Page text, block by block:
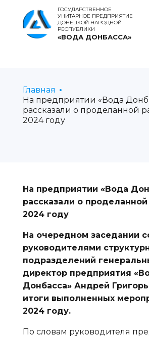
ГОСУДАРСТВЕННОЕ
УНИТАРНОЕ ПРЕДПРИЯТИЕ
ДОНЕЦКОЙ НАРОДНОЙ
РЕСПУБЛИКИ
«ВОДА ДОНБАССА»
Главная
На предприятии «Вода
рассказали о проделанной
2024 году
На предприятии «Вода
рассказали о
2024 году
На очередном заседании
руководителями
подразделений
директор предприятия
Донбасса» Андрей
итоги выполненных
2024 году.
По словам руководителя